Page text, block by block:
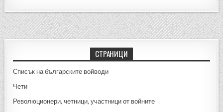
c
e
b
o
o
se
n
g
er
ar
e
СТРАНИЦИ
Списък на българските войводи
Чети
Революционери, четници, участници от войните